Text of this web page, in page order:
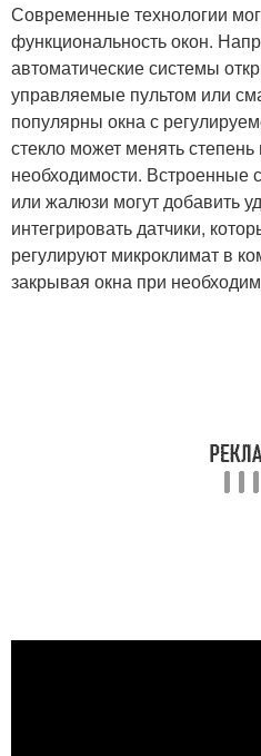
Современные технологии
функциональность окон.
автоматические системы
управляемые пультом или
популярны окна с
стекло может менять
необходимости.
или жалюзи могут добавить
интегрировать датчики,
регулируют микроклимат в
закрывая окна при